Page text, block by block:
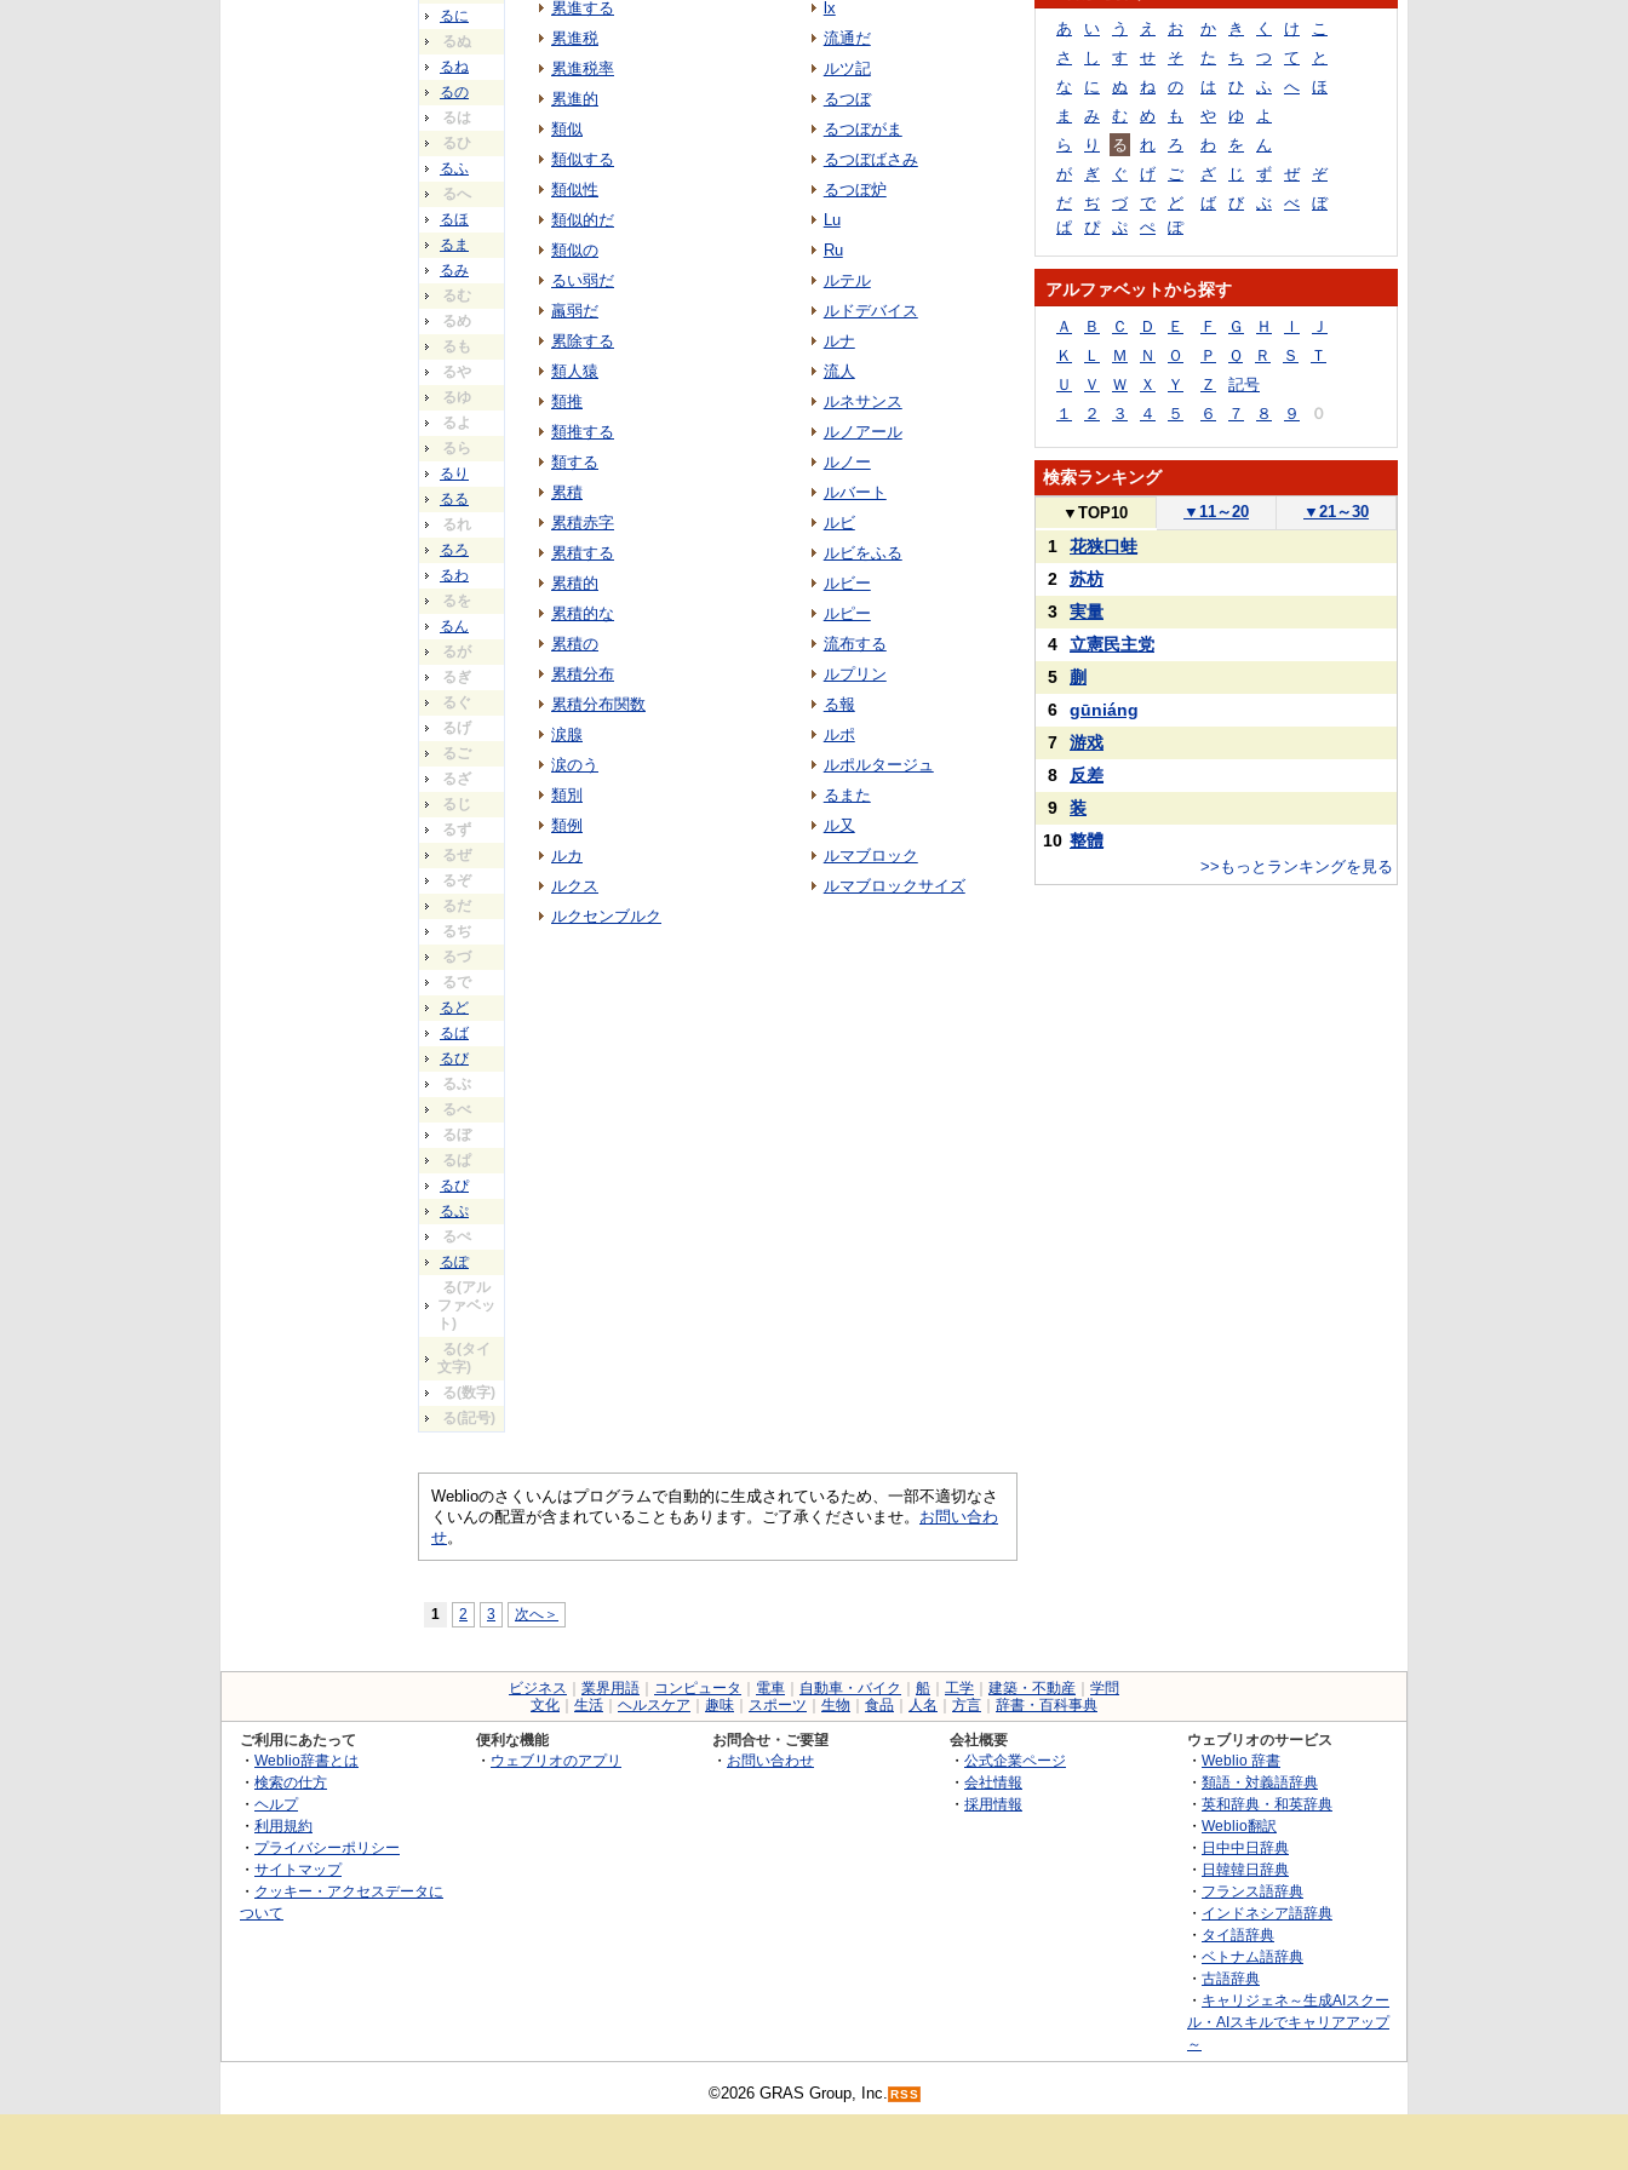
るに
るぬ
るね
るの
るは
るひ
るふ
るへ
るほ
るま
るみ
るむ
るめ
るも
るや
るゆ
るよ
るら
るり
るる
るれ
るろ
るわ
るを
るん
るが
るぎ
るぐ
るげ
るご
るざ
るじ
るず
るぜ
るぞ
るだ
るぢ
るづ
るで
るど
るば
るび
るぶ
るべ
るぼ
るぱ
るぴ
るぷ
るぺ
るぽ
る(アル
ファベッ
ト)
る(タイ
文字)
る(数字)
る(記号)
累進する
累進税
累進税率
累進的
類似
類似する
類似性
類似的だ
類似の
るい弱だ
羸弱だ
累除する
類人猿
類推
類推する
類する
累積
累積赤字
累積する
累積的
累積的な
累積の
累積分布
累積分布関数
涙腺
涙のう
類別
類例
ルカ
ルクス
ルクセンブルク
lx
流通だ
ルツ記
るつぼ
るつぼがま
るつぼばさみ
るつぼ炉
Lu
Ru
ルテル
ルドデバイス
ルナ
流人
ルネサンス
ルノアール
ルノー
ルバート
ルビ
ルビをふる
ルビー
ルピー
流布する
ルプリン
る報
ルポ
ルポルタージュ
るまた
ル又
ルマブロック
ルマブロックサイズ
Weblioのさくいんはプログラムで自動的に生成されているため、一部不適切なさ
くいんの配置が含まれていることもあります。ご了承くださいませ。 お問い合わ
せ。
1 2 3 次へ＞
あ い う え お か き く け
こ
さ
し す せ そ た ち つ て
と
な
に ぬ ね の は ひ ふ へ
ほ
ま
み む め も や ゆ
よ
ら
り る れ ろ わ を
ん
が
ぎ ぐ げ ご ざ じ ず ぜ
ぞ
だ
ぢ づ で ど ば び ぶ べ
ぼ
ぱ
ぴ ぷ ぺ ぽ
アルファベットから探す
Ａ Ｂ Ｃ Ｄ Ｅ Ｆ Ｇ Ｈ Ｉ
Ｊ
Ｋ
Ｌ Ｍ Ｎ Ｏ Ｐ Ｑ Ｒ Ｓ
Ｔ
Ｕ
Ｖ Ｗ Ｘ Ｙ Ｚ
記号
１
２ ３ ４ ５ ６ ７ ８ ９ ０
検索ランキング
▼ TOP10 ▼ 11～20 ▼ 21～30
1
花狭口蛙
2
苏枋
3
実量
4
立憲民主党
5
蒯
6
gūniáng
7
游戏
8
反差
9
装
10 整體
>>もっとランキングを見る
ビジネス 業界用語 コンピュータ 電車 自動車・バイク 船 工学 建築・不動産
学問
文化
生活 ヘルスケア 趣味 スポーツ 生物 食品 人名 方言 辞書・百科事典
ご利用にあたって
・ Weblio辞書とは
・ 検索の仕方
・ ヘルプ
・ 利用規約
・ プライバシーポリシー
・ サイトマップ
・ クッキー・アクセスデータに
ついて
便利な機能
・ ウェブリオのアプリ
お問合せ・ご要望
・ お問い合わせ
会社概要
・ 公式企業ページ
・ 会社情報
・ 採用情報
ウェブリオのサービス
・ Weblio 辞書
・ 類語・対義語辞典
・ 英和辞典・和英辞典
・ Weblio翻訳
・ 日中中日辞典
・ 日韓韓日辞典
・ フランス語辞典
・ インドネシア語辞典
・ タイ語辞典
・ ベトナム語辞典
・ 古語辞典
・ キャリジェネ～生成AIスクー
ル・AIスキルでキャリアアップ
～
©2026 GRAS Group, Inc. RSS